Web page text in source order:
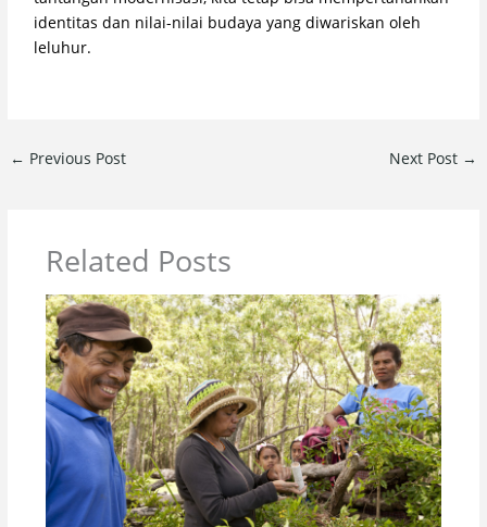
identitas dan nilai-nilai budaya yang diwariskan oleh
leluhur.
← Previous Post Next Post →
Related Posts